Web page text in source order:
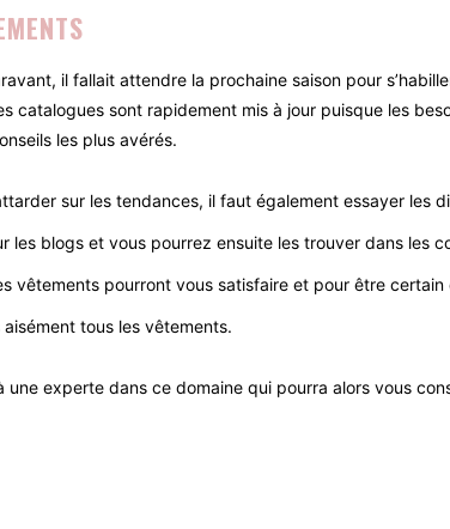
il fallait attendre la prochaine saison pour
catalogues sont rapidement mis à jour puisque les
les plus avérés.
sur les tendances, il faut également essayer les
blogs et vous pourrez ensuite les trouver dans les
vêtements pourront vous satisfaire et pour être certain
tous les vêtements.
experte dans ce domaine qui pourra alors vous